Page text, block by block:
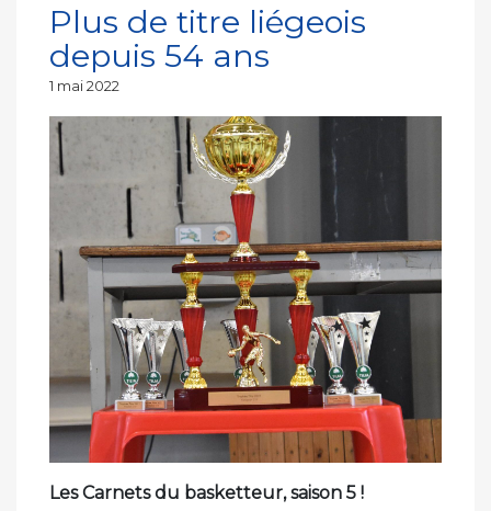
Plus de titre liégeois
depuis 54 ans
Publié
1 mai 2022
Les Carnets du basketteur, saison 5 !